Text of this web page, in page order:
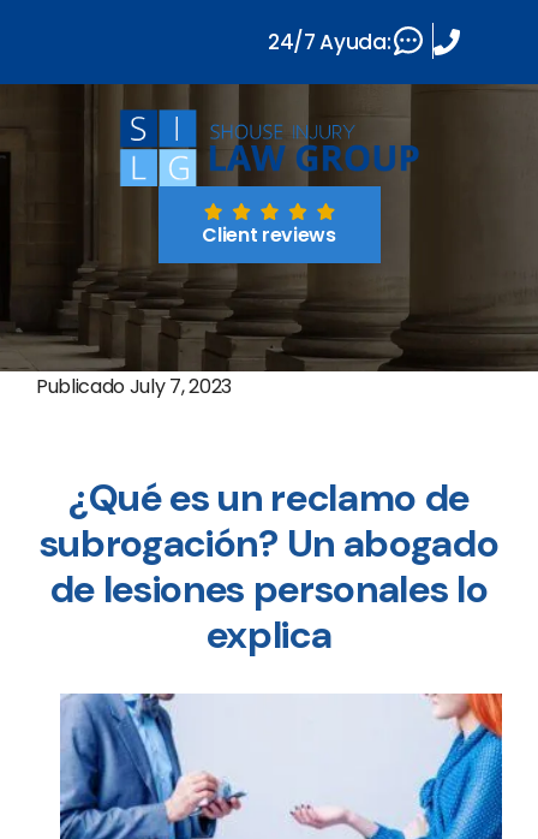
Client reviews
PublicadoJuly 7, 2023
¿Qué es un reclamo de
subrogación? Un abogado
de lesiones personales lo
explica
24/7 Ayuda: